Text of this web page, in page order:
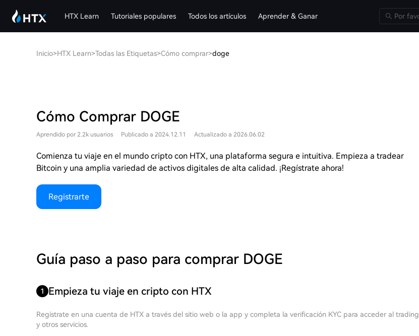
HTX Learn Tutoriales populares Todos los artículos Aprender & Ganar
Inicio>HTX Learn>Todas las Etiquetas>Cómo comprar>doge
Cómo Comprar DOGE
Aprendido por 2.2k usuarios Publicado a 2024.12.11 Actualizado a 2026.06.02
Comienza tu viaje en el mundo cripto con HTX, una plataforma segura e intuitiva. Empieza a tradear
Bitcoin y una amplia variedad de activos digitales de alta calidad. ¡Regístrate ahora!
Registrarte
Guía paso a paso para comprar DOGE
1 Empieza tu viaje en cripto con HTX
Regístrate en una cuenta de HTX a través del sitio web o la app y completa la verificación KYC para acceder al trading
y otros servicios.